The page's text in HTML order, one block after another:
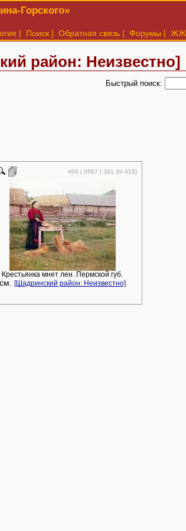
Горского»
| Поиск | Обратная связь | Форумы | ЖЖ
район: Неизвестно]
Быстрый поиск:
400 | 0587 | 391 (III 415)
Крестьянка мнет лен. Пермской губ.
см. [Шадринский район: Неизвестно]